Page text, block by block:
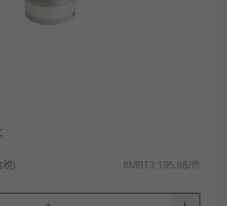
税) RMB13,195.88/件